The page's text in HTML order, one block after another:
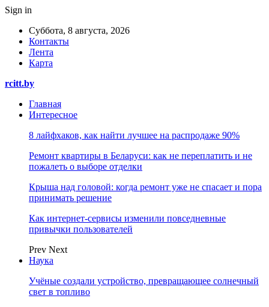
Sign in
Суббота, 8 августа, 2026
Контакты
Лента
Карта
rcitt.by
Главная
Интересное
8 лайфхаков, как найти лучшее на распродаже 90%
Ремонт квартиры в Беларуси: как не переплатить и не
пожалеть о выборе отделки
Крыша над головой: когда ремонт уже не спасает и пора
принимать решение
Как интернет-сервисы изменили повседневные
привычки пользователей
Prev Next
Наука
Учёные создали устройство, превращающее солнечный
свет в топливо